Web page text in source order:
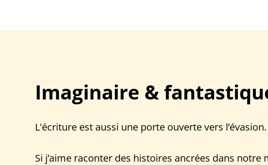
Imaginaire &
L'écriture est aussi une porte ouverte vers
Si j’aime raconter des histoires ancrées dans